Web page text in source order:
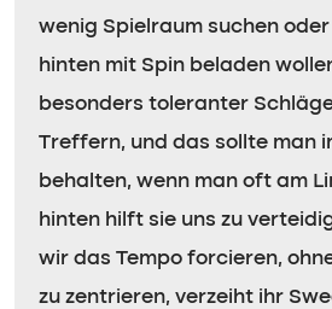
wenig Spielraum suchen
hinten mit Spin beladen
besonders toleranter
Treffern, und das sollte man
behalten, wenn man oft am
hinten hilft sie uns zu
wir das Tempo forcieren,
zu zentrieren, verzeiht ihr